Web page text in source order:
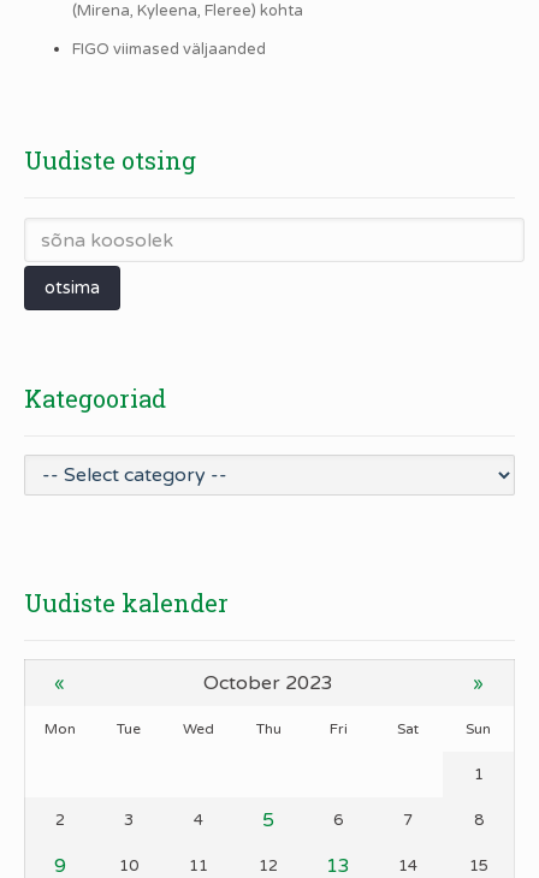
(Mirena, Kyleena, Fleree) kohta
FIGO viimased väljaanded
Uudiste otsing
Kategooriad
Uudiste kalender
« October 2023 »
Mon Tue Wed Thu Fri Sat Sun
1
2 3 4 5 6 7 8
9 10 11 12 13 14 15